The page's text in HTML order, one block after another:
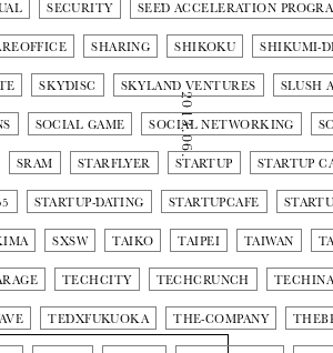
SECURITY SEED ACCELERATION
SHARING SHIKOKU SHIKUMI-
SKYDISC SKYLAND VENTURES SLUSH
SOCIAL GAME SOCIAL NETWORKING
SRAM STARFLYER STARTUP STARTUP
STARTUP-DATING STARTUPCAFE
SXSW TAIKO TAIPEI TAIWAN
TECHCITY TECHCRUNCH
TEDXFUKUOKA THE-COMPANY
2013.06.18